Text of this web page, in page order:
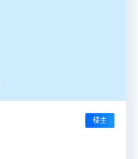
楼主